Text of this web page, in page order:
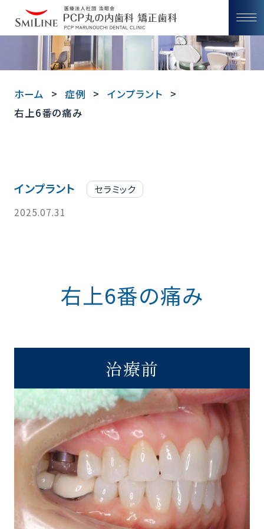
ホーム 症例
インプラント
右上6番の痛み
インプラント
セラミック
2025.07.31
右上6番の痛み
治療前